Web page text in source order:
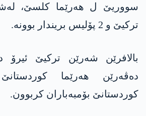
سووریێ ل ھەرێما کلسێ،
ترکیێ و 2 پۆلیس بریندار بوونە.
بالافرێن شەرێن ترکیێ
دەڤەرێن ھەرێما
کوردستانێ بۆمبەباران کربوون.